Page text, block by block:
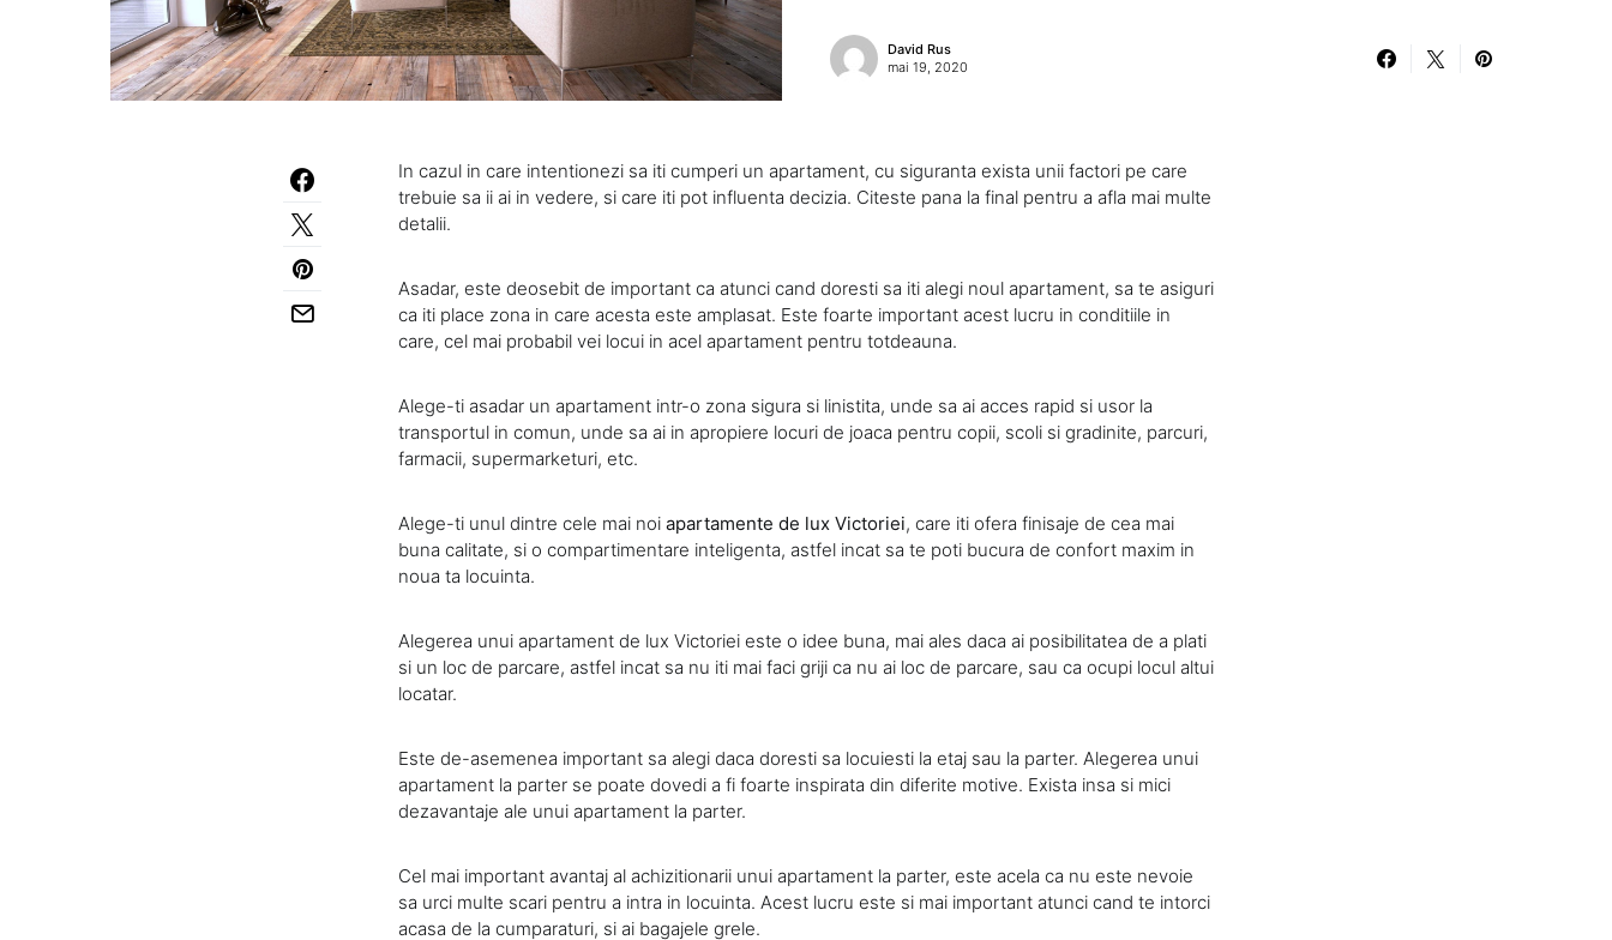
David Rus
mai 19, 2020
In cazul in care intentionezi sa iti cumperi un apartament, cu siguranta exista unii factori pe care
trebuie sa ii ai in vedere, si care iti pot influenta decizia. Citeste pana la final pentru a afla mai multe
detalii.
Asadar, este deosebit de important ca atunci cand doresti sa iti alegi noul apartament, sa te asiguri
ca iti place zona in care acesta este amplasat. Este foarte important acest lucru in conditiile in
care, cel mai probabil vei locui in acel apartament pentru totdeauna.
Alege-ti asadar un apartament intr-o zona sigura si linistita, unde sa ai acces rapid si usor la
transportul in comun, unde sa ai in apropiere locuri de joaca pentru copii, scoli si gradinite, parcuri,
farmacii, supermarketuri, etc.
Alege-ti unul dintre cele mai noi apartamente de lux Victoriei, care iti ofera finisaje de cea mai
buna calitate, si o compartimentare inteligenta, astfel incat sa te poti bucura de confort maxim in
noua ta locuinta.
Alegerea unui apartament de lux Victoriei este o idee buna, mai ales daca ai posibilitatea de a plati
si un loc de parcare, astfel incat sa nu iti mai faci griji ca nu ai loc de parcare, sau ca ocupi locul altui
locatar.
Este de-asemenea important sa alegi daca doresti sa locuiesti la etaj sau la parter. Alegerea unui
apartament la parter se poate dovedi a fi foarte inspirata din diferite motive. Exista insa si mici
dezavantaje ale unui apartament la parter.
Cel mai important avantaj al achizitionarii unui apartament la parter, este acela ca nu este nevoie
sa urci multe scari pentru a intra in locuinta. Acest lucru este si mai important atunci cand te intorci
acasa de la cumparaturi, si ai bagajele grele.